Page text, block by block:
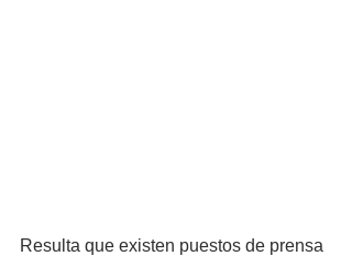
Resulta que existen puestos de prensa